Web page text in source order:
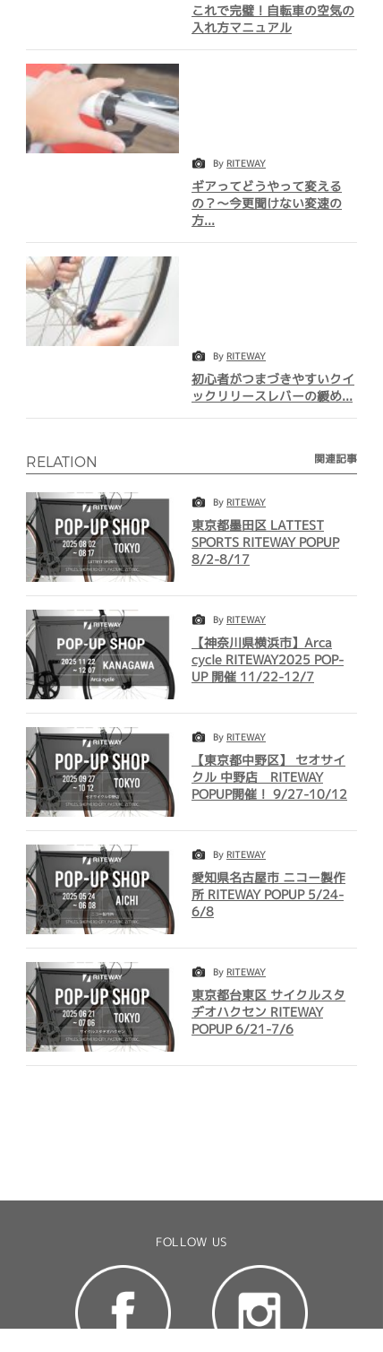
これで完璧！自転車の空気の
入れ方マニュアル
By RITEWAY
ギアってどうやって変える
の？～今更聞けない変速の
方...
By RITEWAY
初心者がつまづきやすいクイ
ックリリースレバーの緩め...
RELATION 関連記事
By RITEWAY
東京都墨田区 LATTEST
SPORTS RITEWAY POPUP
8/2-8/17
By RITEWAY
【神奈川県横浜市】Arca
cycle RITEWAY2025 POP-
UP 開催 11/22-12/7
By RITEWAY
【東京都中野区】 セオサイ
クル 中野店 RITEWAY
POPUP開催！ 9/27-10/12
By RITEWAY
愛知県名古屋市 ニコー製作
所 RITEWAY POPUP 5/24-
6/8
By RITEWAY
東京都台東区 サイクルスタ
ヂオハクセン RITEWAY
POPUP 6/21-7/6
FOLLOW US